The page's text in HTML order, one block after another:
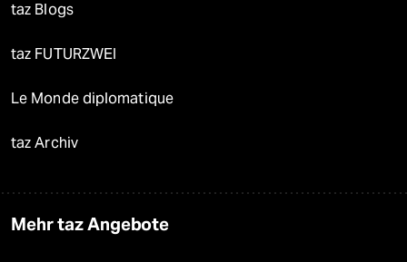
taz Blogs
taz FUTURZWEI
Le Monde diplomatique
taz Archiv
Mehr taz Angebote